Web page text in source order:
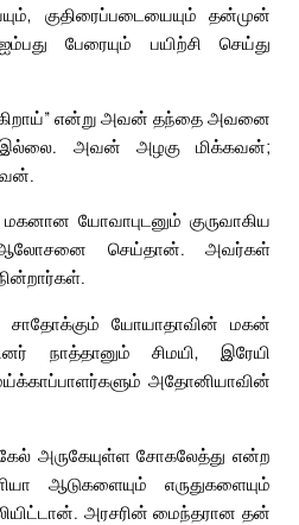
குதிரைப்படையையும் தன்முன்
பேரையும் பயிற்சி செய்து
என்று அவன் தந்தை அவனை
இல்லை. அவன் அழகு மிக்கவன்;
யோவாபுடனும் குருவாகிய
ஆலோசனை செய்தான். அவர்கள்
சாதோக்கும் யோயாதாவின் மகன்
நாத்தானும் சிமயி, இரேயி
அதோனியாவின்
அருகேயுள்ள சோகலேத்து என்ற
ஆடுகளையும் எருதுகளையும்
அரசரின் மைந்தரான தன்